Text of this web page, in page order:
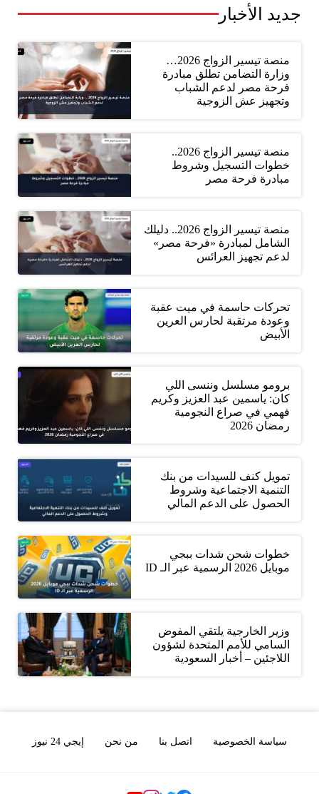
جديد الأخبار
منصة تيسير الزواج 2026…
وزارة التضامن تطلق مبادرة
فرحة مصر لدعم الشباب
وتجهيز عش الزوجية
منصة تيسير الزواج 2026..
خطوات التسجيل وشروط
مبادرة فرحة مصر
منصة تيسير الزواج 2026.. دليلك
الشامل لمبادرة «فرحة مصر»
لدعم تجهيز العرائس
تحركات حاسمة في ميت عقبة
وعودة مرتقبة لحارس العرين
الأبيض
برومو مسلسل وننسى اللي
كان: ياسمين عبد العزيز وكريم
فهمي في صراع النجومية
رمضان 2026
تمويل كنف للسيدات من بنك
التنمية الاجتماعية وشروط
الحصول على الدعم المالي
خطوات شحن شدات ببجي
موبايل 2026 الرسمية عبر الـ ID
وزير الخارجية يلتقي المفوض
السامي للأمم المتحدة لشؤون
اللاجئين – أخبار السعودية
سياسة الخصوصية اتصل بنا من نحن إيجي 24 نيوز